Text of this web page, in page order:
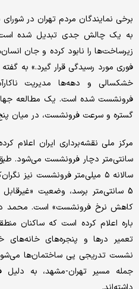
برخی نمایندگان مردم تهران در
به یک چالش جدی تبدیل شده
زیرساخت‌‌ها را نابود کرده و جان
فوری مورد رسیدگی قرار گیرد.» به
خشکسالی و دهه‌‌ها مدیریت
فرونشست شده است. یک مطالعه
گستره و سرعت فرونشست، در میان
سانتی‌متر دچار فرونشست می‌شود. طبق
5 سانتی‌متر برسد، وضعیت
کاهش نرخ فرونشست» است. محمد
باره اعلام کرده است که ساکنان
تعمیر درها و پنجره‌‌های خانه‌‌های
نشست تدریجی پی ساختمان‌‌ها
جمله مسیر تهران-مشهد، به دلیل